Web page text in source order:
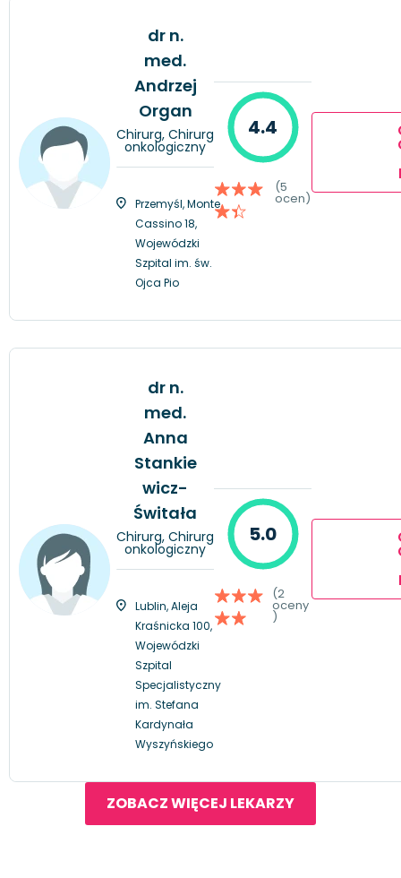
dr n.
med.
Andrzej
Organ
Chirurg, Chirurg
onkologiczny
Przemyśl, Monte
Cassino 18,
Wojewódzki
Szpital im. św.
Ojca Pio
4.4
(5
ocen)
dr n.
med.
Anna
Stankie
wicz-
Świtała
Chirurg, Chirurg
onkologiczny
Lublin, Aleja
Kraśnicka 100,
Wojewódzki
Szpital
Specjalistyczny
im. Stefana
Kardynała
Wyszyńskiego
5.0
(2
oceny
)
ZOBACZ WIĘCEJ LEKARZY